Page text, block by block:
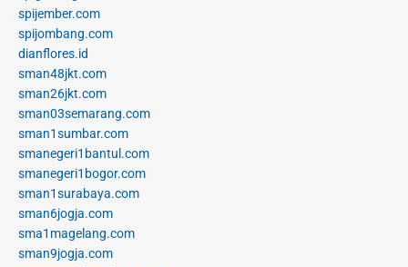
spijember.com
spijombang.com
dianflores.id
sman48jkt.com
sman26jkt.com
sman03semarang.com
sman1sumbar.com
smanegeri1bantul.com
smanegeri1bogor.com
sman1surabaya.com
sman6jogja.com
sma1magelang.com
sman9jogja.com